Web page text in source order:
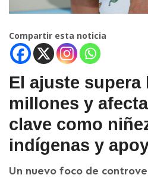
Compartir esta noticia
El ajuste supera
millones y
clave como
indígenas y
Un nuevo foco de